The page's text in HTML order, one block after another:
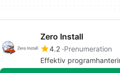
Zero Install
4.2 Prenumeration
Effektiv